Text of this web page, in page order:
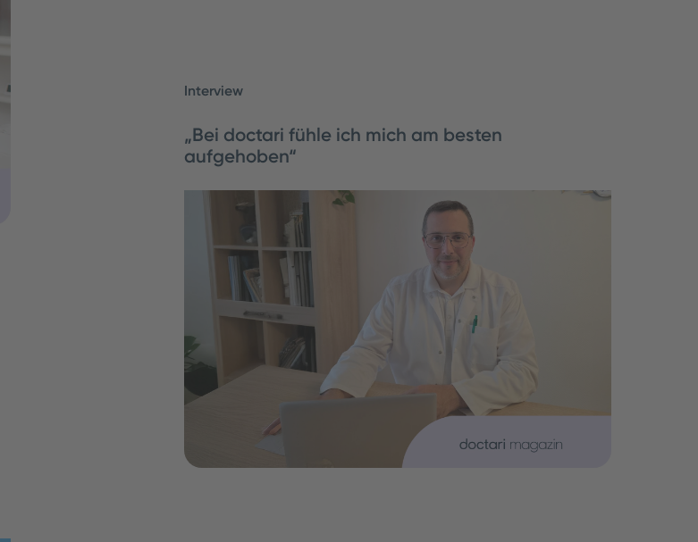
Interview
„Bei doctari fühle ich mich am besten
aufgehoben“
Louay Sheikh Alard arbeitet seit mehreren Jahren in der
Zeitarbeit. Der Psychiater findet, diese Erfahrung sollte
jeder junge Arzt, jede junge Ärztin gemacht ha…